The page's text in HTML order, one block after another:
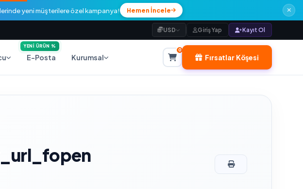
yeni müşterilere özel kampanya! Hemen İncele
USD Giriş Yap Kayıt Ol
E-Posta
YENI ÜRÜN %
Kurumsal
0
Fırsatlar Köşesi